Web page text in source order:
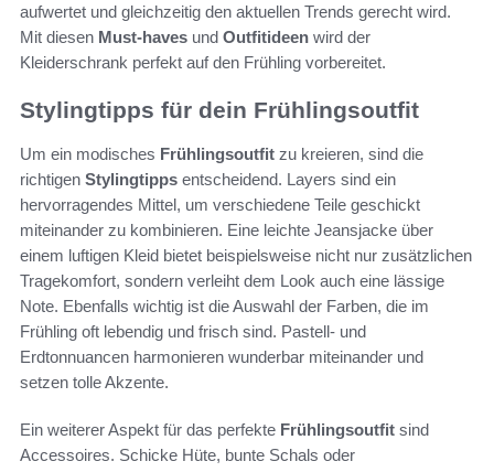
aufwertet und gleichzeitig den aktuellen Trends gerecht wird.
Mit diesen Must-haves und Outfitideen wird der
Kleiderschrank perfekt auf den Frühling vorbereitet.
Stylingtipps für dein Frühlingsoutfit
Um ein modisches Frühlingsoutfit zu kreieren, sind die
richtigen Stylingtipps entscheidend. Layers sind ein
hervorragendes Mittel, um verschiedene Teile geschickt
miteinander zu kombinieren. Eine leichte Jeansjacke über
einem luftigen Kleid bietet beispielsweise nicht nur zusätzlichen
Tragekomfort, sondern verleiht dem Look auch eine lässige
Note. Ebenfalls wichtig ist die Auswahl der Farben, die im
Frühling oft lebendig und frisch sind. Pastell- und
Erdtonnuancen harmonieren wunderbar miteinander und
setzen tolle Akzente.
Ein weiterer Aspekt für das perfekte Frühlingsoutfit sind
Accessoires. Schicke Hüte, bunte Schals oder